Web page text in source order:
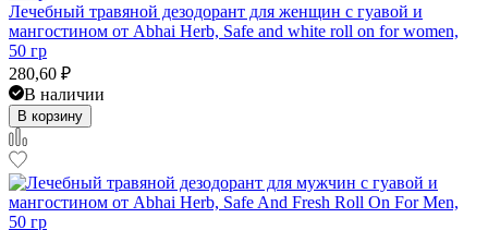
Лечебный травяной дезодорант для женщин с гуавой и
мангостином от Abhai Herb, Safe and white roll on for women,
50 гр
280,60 ₽
В наличии
В корзину